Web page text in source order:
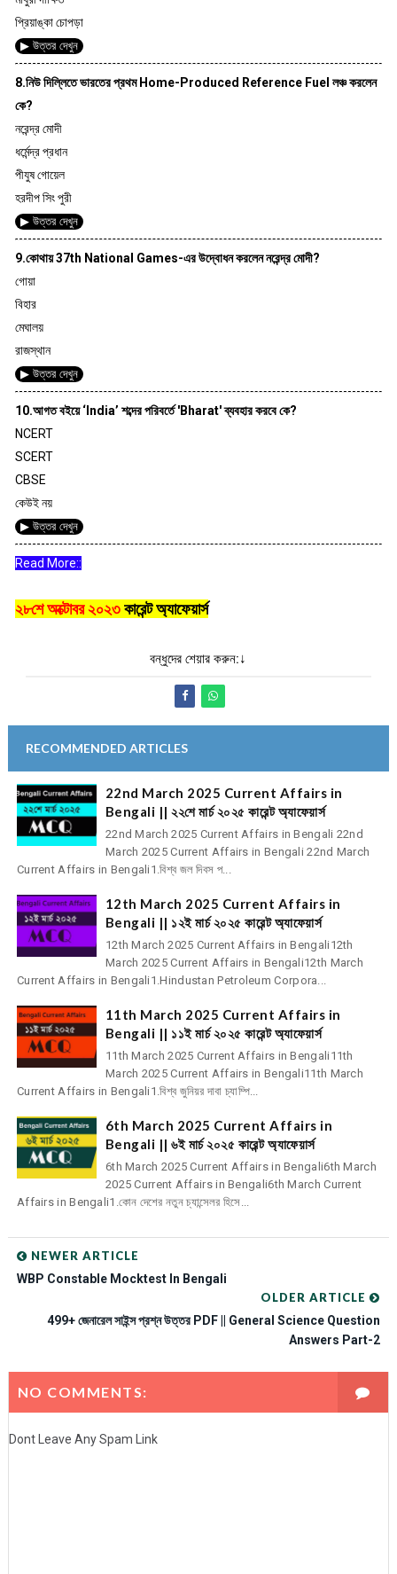
প্রিয়াঙ্কা চোপড়া
▶ উত্তর দেখুন
8.নিউ দিল্লিতে ভারতের প্রথম Home-Produced Reference Fuel লঞ্চ করলেন
কে?
নরেন্দ্র মোদী
ধর্মেন্দ্র প্রধান
পীযুষ গোয়েল
হরদীপ সিং পুরী
▶ উত্তর দেখুন
9.কোথায় 37th National Games-এর উদ্বোধন করলেন নরেন্দ্র মোদী?
গোয়া
বিহার
মেঘালয়
রাজস্থান
▶ উত্তর দেখুন
10.আগত বইয়ে ‘India’ শব্দের পরিবর্তে 'Bharat' ব্যবহার করবে কে?
NCERT
SCERT
CBSE
কেউই নয়
▶ উত্তর দেখুন
Read More::
২৮শে অক্টোবর ২০২৩কারেন্ট অ্যাফেয়ার্স
বন্ধুদের শেয়ার করুন:↓
RECOMMENDED ARTICLES
22nd March 2025 Current Affairs in
Bengali || ২২শে মার্চ ২০২৫ কারেন্ট অ্যাফেয়ার্স
22nd March 2025 Current Affairs in Bengali 22nd
March 2025 Current Affairs in Bengali 22nd March
Current Affairs in Bengali1.বিশ্ব জল দিবস প...
12th March 2025 Current Affairs in
Bengali || ১২ই মার্চ ২০২৫ কারেন্ট অ্যাফেয়ার্স
12th March 2025 Current Affairs in Bengali12th
March 2025 Current Affairs in Bengali12th March
Current Affairs in Bengali1.Hindustan Petroleum Corpora...
11th March 2025 Current Affairs in
Bengali || ১১ই মার্চ ২০২৫ কারেন্ট অ্যাফেয়ার্স
11th March 2025 Current Affairs in Bengali11th
March 2025 Current Affairs in Bengali11th March
Current Affairs in Bengali1.বিশ্ব জুনিয়র দাবা চ্যাম্পি...
6th March 2025 Current Affairs in
Bengali || ৬ই মার্চ ২০২৫ কারেন্ট অ্যাফেয়ার্স
6th March 2025 Current Affairs in Bengali6th March
2025 Current Affairs in Bengali6th March Current
Affairs in Bengali1.কোন দেশের নতুন চ্যান্সেলর হিসে...
NEWER ARTICLE
WBP Constable Mocktest In Bengali
OLDER ARTICLE
499+ জেনারেল সাইন্স প্রশ্ন উত্তর PDF || General Science Question
Answers Part-2
NO COMMENTS:
Dont Leave Any Spam Link